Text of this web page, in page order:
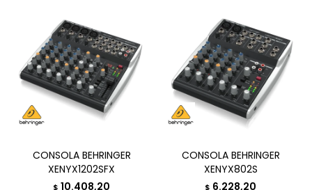
CONSOLA BEHRINGER
XENYX1202SFX
$ 10.408,20
CONSOLA BEHRINGER
XENYX802S
$ 6.228,20